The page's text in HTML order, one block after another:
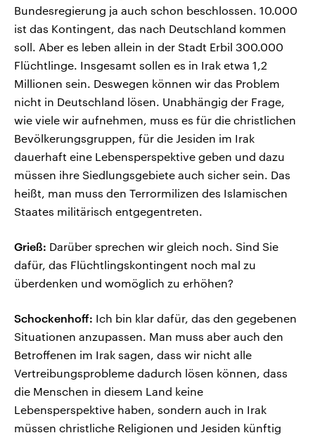
Bundesregierung ja auch schon beschlossen. 10.000
ist das Kontingent, das nach Deutschland kommen
soll. Aber es leben allein in der Stadt Erbil 300.000
Flüchtlinge. Insgesamt sollen es in Irak etwa 1,2
Millionen sein. Deswegen können wir das Problem
nicht in Deutschland lösen. Unabhängig der Frage,
wie viele wir aufnehmen, muss es für die christlichen
Bevölkerungsgruppen, für die Jesiden im Irak
dauerhaft eine Lebensperspektive geben und dazu
müssen ihre Siedlungsgebiete auch sicher sein. Das
heißt, man muss den Terrormilizen des Islamischen
Staates militärisch entgegentreten.
Grieß: Darüber sprechen wir gleich noch. Sind Sie
dafür, das Flüchtlingskontingent noch mal zu
überdenken und womöglich zu erhöhen?
Schockenhoff: Ich bin klar dafür, das den gegebenen
Situationen anzupassen. Man muss aber auch den
Betroffenen im Irak sagen, dass wir nicht alle
Vertreibungsprobleme dadurch lösen können, dass
die Menschen in diesem Land keine
Lebensperspektive haben, sondern auch in Irak
müssen christliche Religionen und Jesiden künftig